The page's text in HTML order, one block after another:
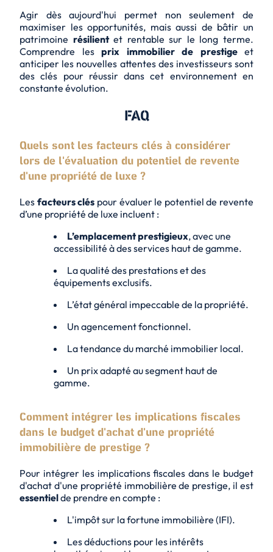
Agir dès aujourd'hui permet non seulement de
maximiser les opportunités, mais aussi de bâtir un
patrimoine résilientet rentable sur le long terme.
Comprendre les prix immobilier de prestigeet
anticiper les nouvelles attentes des investisseurs sont
des clés pour réussir dans cet environnement en
constante évolution.
FAQ
Quels sont les facteurs clés à considérer
lors de l'évaluation du potentiel de revente
d'une propriété de luxe ?
Les facteurs clés pour évaluer le potentiel de revente
d’une propriété de luxe incluent :
L’emplacement prestigieux, avec une
accessibilité à des services haut de gamme.
La qualité des prestations et des
équipements exclusifs.
L’état général impeccable de la propriété.
Un agencement fonctionnel.
La tendance du marché immobilier local.
Un prix adapté au segment haut de
gamme.
Comment intégrer les implications fiscales
dans le budget d'achat d'une propriété
immobilière de prestige ?
Pour intégrer les implications fiscales dans le budget
d'achat d'une propriété immobilière de prestige, il est
essentielde prendre en compte :
L'impôt sur la fortune immobilière (IFI).
Les déductions pour les intérêts